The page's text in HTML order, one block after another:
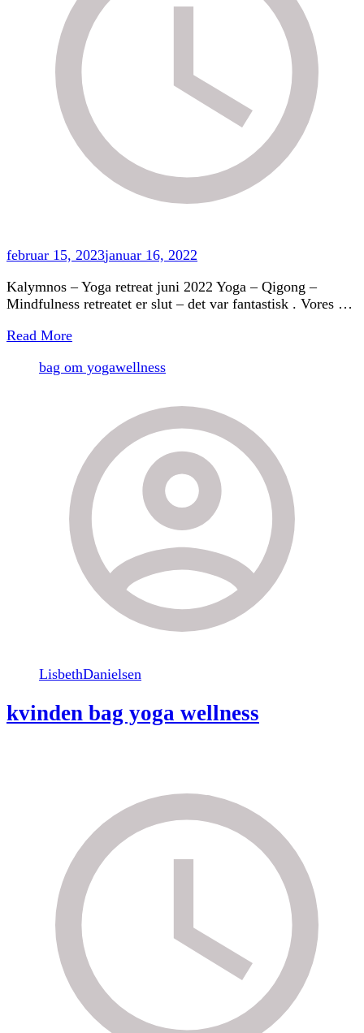
februar 15, 2023januar 16, 2022
Kalymnos – Yoga retreat juni 2022 Yoga – Qigong –
Mindfulness retreatet er slut – det var fantastisk . Vores …
Read More
bag om yogawellness
LisbethDanielsen
kvinden bag yoga wellness